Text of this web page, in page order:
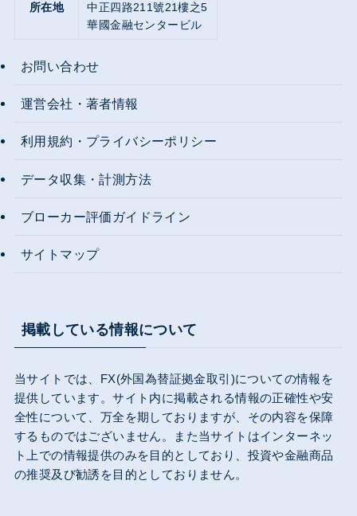
所在地
中正四路211號21樓之5
華國金融センタービル
お問い合わせ
運営会社・著者情報
利用規約・プライバシーポリシー
データ収集・計測方法
ブローカー評価ガイドライン
サイトマップ
掲載している情報について
当サイトでは、FX(外国為替証拠金取引)についての情報を
提供しています。サイト内に掲載される情報の正確性や安
全性について、万全を期しておりますが、その内容を保障
するものではございません。また当サイトはインターネッ
ト上での情報提供のみを目的としており、投資や金融商品
の推奨及び勧誘を目的としておりません。